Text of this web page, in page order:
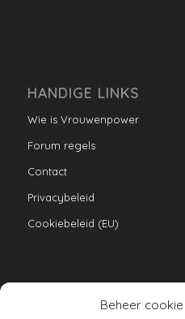
Beheer
HANDIGE LINKS
Wie is Vrouwenpower
Forum regels
Contact
Privacybeleid
Cookiebeleid (EU)